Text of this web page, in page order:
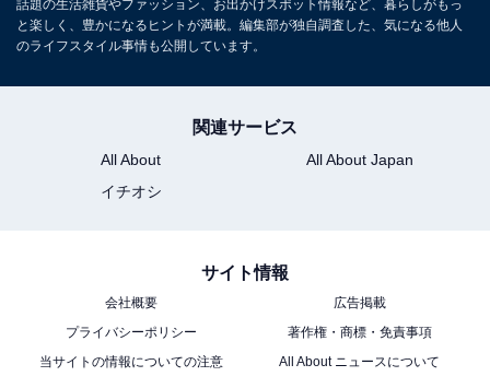
ちりとりにサッとごみを集められる
話題の生活雑貨やファッション、お出かけスポット情報など、暮らしがもっ
と楽しく、豊かになるヒントが満載。編集部が独自調査した、気になる他人
のライフスタイル事情も公開しています。
関連サービス
All About
All About Japan
イチオシ
サイト情報
会社概要
広告掲載
プライバシーポリシー
著作権・商標・免責事項
当サイトの情報についての注意
All About ニュースについて